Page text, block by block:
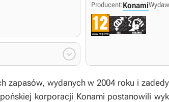

Producent:Konami
zapasów, wydanych w 2004 roku i
korporacji Konami postanowili